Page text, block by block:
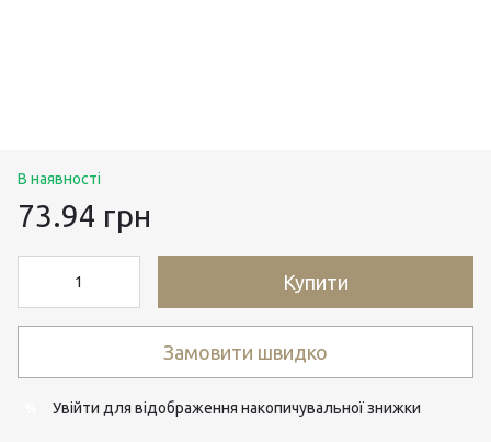
В наявності
73.94 грн
Купити
Замовити швидко
Увійти для відображення накопичувальної знижки